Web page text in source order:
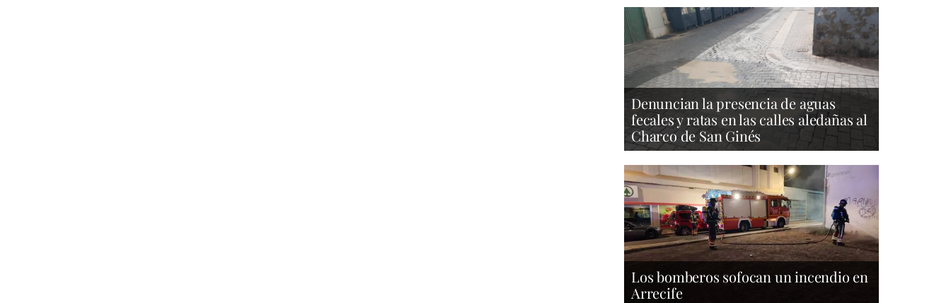
Denuncian la presencia de aguas
fecales y ratas en las calles aledañas al
Charco de San Ginés
Los bomberos sofocan un incendio en
Arrecife